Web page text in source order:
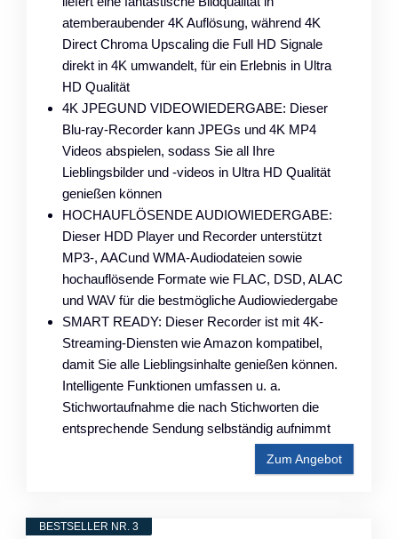
atemberaubender 4K Auflösung, während 4K
Direct Chroma Upscaling die Full HD Signale
direkt in 4K umwandelt, für ein Erlebnis in Ultra
HD Qualität
4K JPEGUND VIDEOWIEDERGABE: Dieser
Blu-ray-Recorder kann JPEGs und 4K MP4
Videos abspielen, sodass Sie all Ihre
Lieblingsbilder und -videos in Ultra HD Qualität
genießen können
HOCHAUFLÖSENDE AUDIOWIEDERGABE:
Dieser HDD Player und Recorder unterstützt
MP3-, AACund WMA-Audiodateien sowie
hochauflösende Formate wie FLAC, DSD, ALAC
und WAV für die bestmögliche Audiowiedergabe
SMART READY: Dieser Recorder ist mit 4K-
Streaming-Diensten wie Amazon kompatibel,
damit Sie alle Lieblingsinhalte genießen können.
Intelligente Funktionen umfassen u. a.
Stichwortaufnahme die nach Stichworten die
entsprechende Sendung selbständig aufnimmt
Zum Angebot
BESTSELLER NR. 3